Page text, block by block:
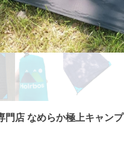
門店 なめらか極上キャン